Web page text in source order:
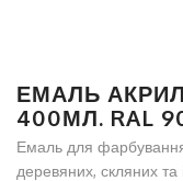
ЕМАЛЬ
400МЛ. RAL
Емаль для
деревяних, скляних